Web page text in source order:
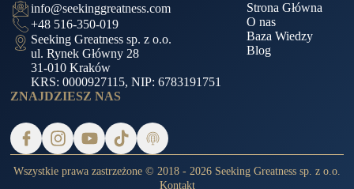
info@seekinggreatness.com
+48 516-350-019
Seeking Greatness sp. z o.o.
ul. Rynek Główny 28
31-010 Kraków
KRS: 0000927115, NIP: 6783191751
Strona Główna
O nas
Baza Wiedzy
Blog
ZNAJDZIESZ NAS
Wszystkie prawa zastrzeżone © 2018 - 2026 Seeking Greatness sp. z o.o.
Kontakt